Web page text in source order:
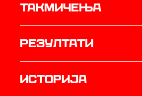
Такмичења
резултати
историја